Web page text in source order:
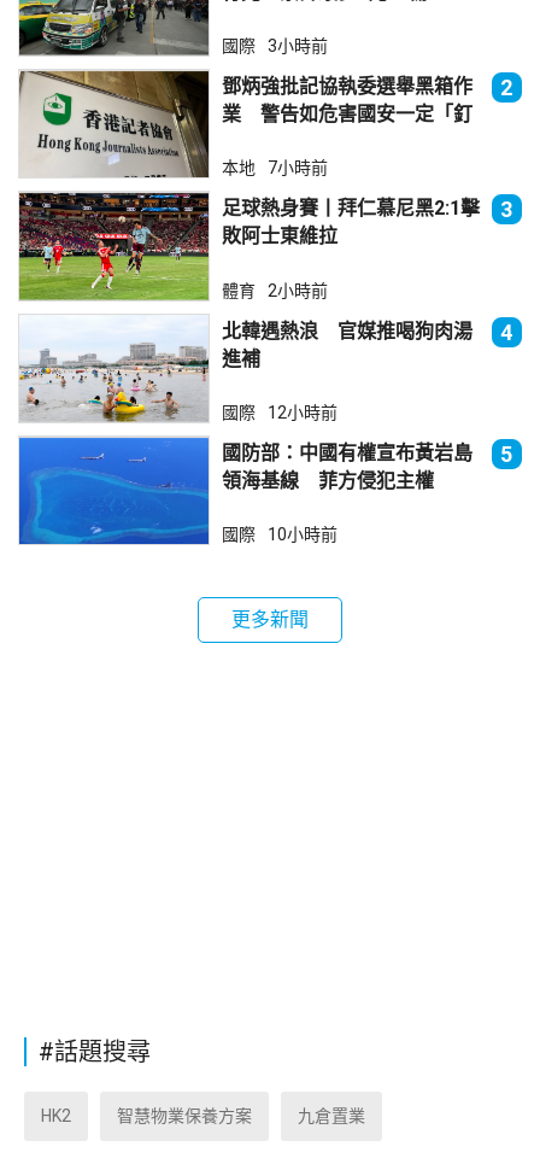
國際 3小時前
鄧炳強批記協執委選舉黑箱作
業 警告如危害國安一定「釘
2
本地 7小時前
足球熱身賽丨拜仁慕尼黑2:1擊
敗阿士東維拉
3
體育 2小時前
北韓遇熱浪 官媒推喝狗肉湯
進補
4
國際 12小時前
國防部：中國有權宣布黃岩島
領海基線 菲方侵犯主權
5
國際 10小時前
更多新聞
#話題搜尋
HK2 智慧物業保養方案 九倉置業